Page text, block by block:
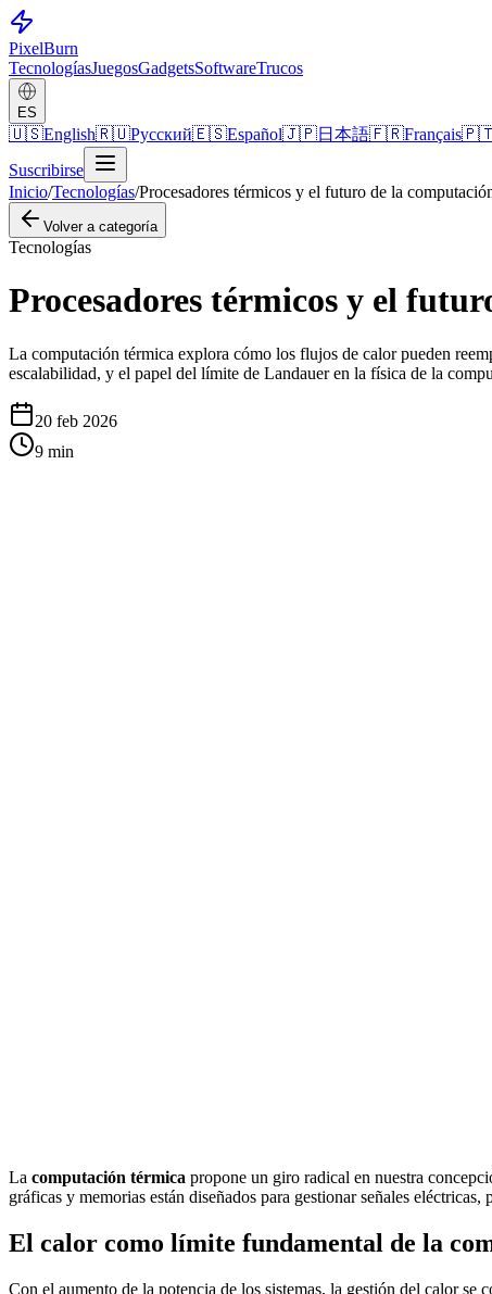
PixelBurn
TecnologíasJuegosGadgetsSoftwareTrucos
ES
🇺🇸English🇷🇺Русский🇪🇸Español🇯🇵日本語🇫🇷Français
Suscribirse
Inicio/Tecnologías/Procesadores térmicos y el futuro de la
Volver a categoría
Tecnologías
Procesadores térmicos y el
La computación térmica explora cómo los flujos de calor pueden
escalabilidad, y el papel del límite de Landauer en la física de la
20 feb 2026
9 min
La computación térmica propone un giro radical en nuestra
gráficas y memorias están diseñados para gestionar señales
El calor como límite fundamental de la
Con el aumento de la potencia de los sistemas, la gestión del calor